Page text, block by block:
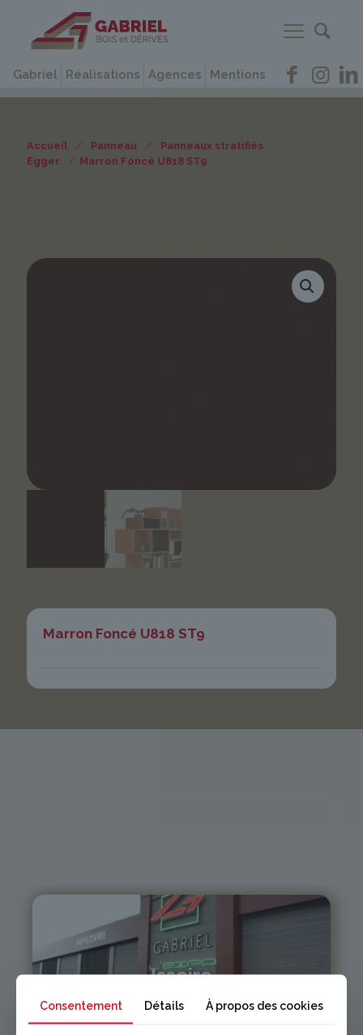
Gabriel Réalisations Agences Mentions
Accueil / Panneau /
Panneaux stratifiés
Egger
/ Marron Foncé U818 ST9
Marron Foncé U818 ST9
Issoire
Consentement Détails À propos des cookies